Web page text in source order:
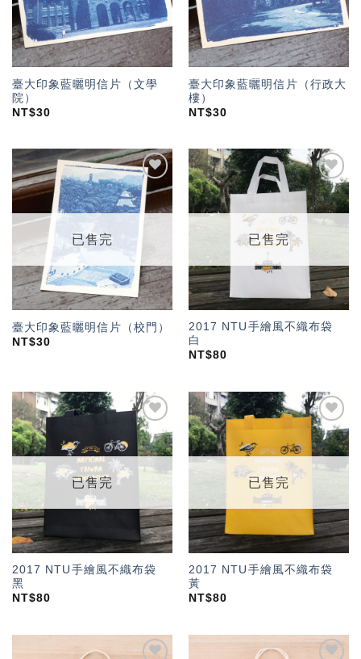
臺大印象藍曬明信片（文學
院）
NT$30
臺大印象藍曬明信片（行政大
樓）
NT$30
加入
「願
望輕
單」
已售完
臺大印象藍曬明信片（校門）
NT$30
加入
「願
望輕
已售完
2017 NTU手繪風不織布袋
白
NT$80
加入
「願
望輕
單」
已售完
2017 NTU手繪風不織布袋
黑
NT$80
加入
「願
望輕
單」
已售完
2017 NTU手繪風不織布袋
黃
NT$80